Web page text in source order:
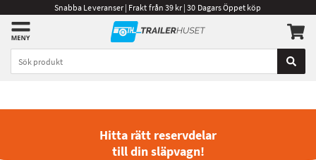
Snabba Leveranser | Frakt från 39 kr | 30 Dagars Öppet köp
Hitta rätt reservdelar
till din släpvagn!